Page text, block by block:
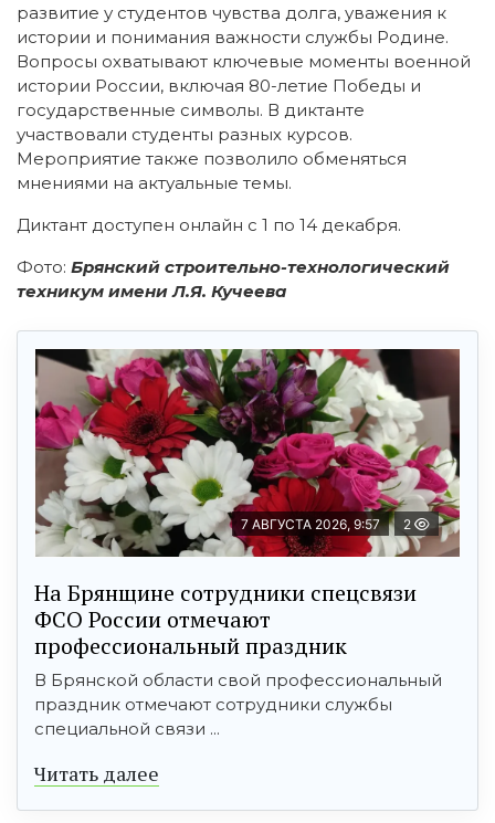
развитие у студентов чувства долга, уважения к
истории и понимания важности службы Родине.
Вопросы охватывают ключевые моменты военной
истории России, включая 80-летие Победы и
государственные символы. В диктанте
участвовали студенты разных курсов.
Мероприятие также позволило обменяться
мнениями на актуальные темы.
Диктант доступен онлайн с 1 по 14 декабря.
Фото: Брянский строительно-технологический
техникум имени Л.Я. Кучеева
7 АВГУСТА 2026, 9:57 2
На Брянщине сотрудники спецсвязи
ФСО России отмечают
профессиональный праздник
В Брянской области свой профессиональный
праздник отмечают сотрудники службы
специальной связи ...
Читать далее